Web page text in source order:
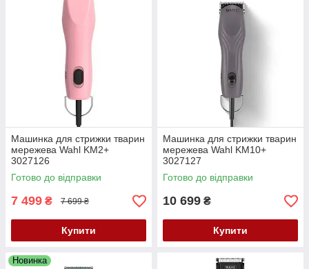
Машинка для стрижки тварин
мережева Wahl KM2+
3027126
Готово до відправки
7 499 ₴ 7 699 ₴
Купити
Машинка для стрижки тварин
мережева Wahl KM10+
3027127
Готово до відправки
10 699 ₴
Купити
Новинка